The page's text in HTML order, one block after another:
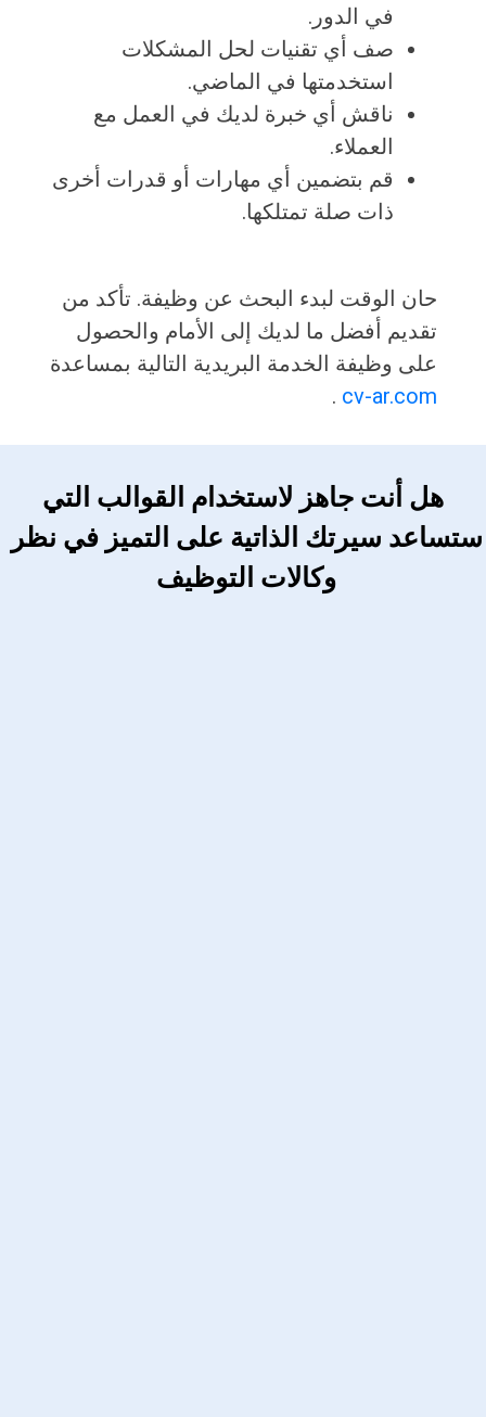
في الدور.
صف أي تقنيات لحل المشكلات
استخدمتها في الماضي.
ناقش أي خبرة لديك في العمل مع
العملاء.
قم بتضمين أي مهارات أو قدرات أخرى
ذات صلة تمتلكها.
حان الوقت لبدء البحث عن وظيفة. تأكد من
تقديم أفضل ما لديك إلى الأمام والحصول
على وظيفة الخدمة البريدية التالية بمساعدة
cv-ar.com
.
هل أنت جاهز لاستخدام القوالب التي
ستساعد سيرتك الذاتية على التميز في نظر
وكالات التوظيف